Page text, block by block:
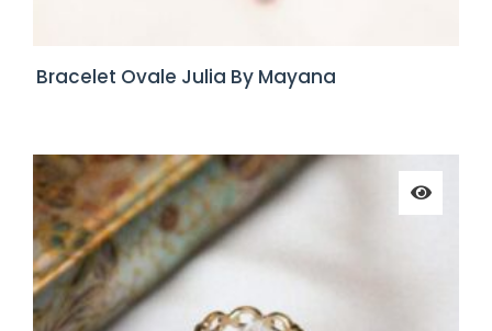
Bracelet Ovale Julia By Mayana